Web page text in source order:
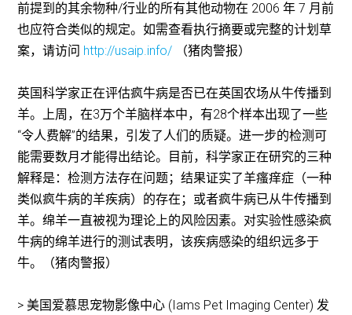
前提到的其余物种/行业的所有其他动物在 2006 年 7 月前
也应符合类似的规定。如需查看执行摘要或完整的计划草
案，请访问 http://usaip.info/ （猪肉警报）
英国科学家正在评估疯牛病是否已在英国农场从牛传播到
羊。上周，在3万个羊脑样本中，有28个样本出现了一些
“令人费解”的结果，引发了人们的质疑。进一步的检测可
能需要数月才能得出结论。目前，科学家正在研究的三种
解释是：检测方法存在问题；结果证实了羊瘙痒症（一种
类似疯牛病的羊疾病）的存在；或者疯牛病已从牛传播到
羊。绵羊一直被视为理论上的风险因素。对实验性感染疯
牛病的绵羊进行的测试表明，该疾病感染的组织远多于
牛。（猪肉警报）
> 美国爱慕思宠物影像中心 (Iams Pet Imaging Center) 发